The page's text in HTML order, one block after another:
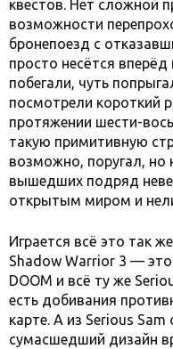
квестов. Нет сложной
возможности
бронепоезд с
просто несётся
побегали, чуть
посмотрели короткий
протяжении шести-
такую примитивную
возможно, поругал, но
вышедших подряд
открытым миром и
Играется всё это так
Shadow Warrior 3 —
DOOM и всё ту же
есть добивания
карте. А из Serious
сумасшедший дизайн